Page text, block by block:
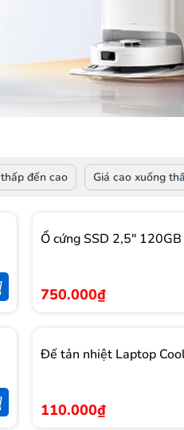
đến cao Giá cao xuống
Ổ cứng SSD 2,5"
750.000₫
Đế tản nhiệt Laptop
110.000₫